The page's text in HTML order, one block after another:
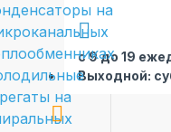
с 9 до 19
Выходной:
на
на